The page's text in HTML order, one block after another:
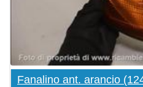
Fanalino ant. arancio